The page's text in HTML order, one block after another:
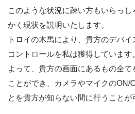
このような状況に疎い方もいらっ
かく現状を説明いたします。
トロイの木馬により、貴方のデバ
コントロールを私は獲得しています
よって、貴方の画面にあるもの全て
ことができ、カメラやマイクのON/
とを貴方が知らない間に行うことが